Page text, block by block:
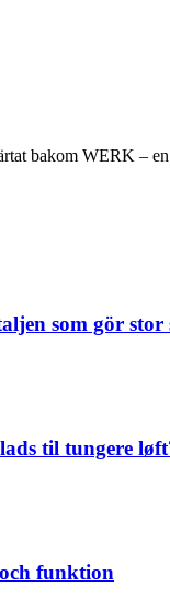
bakom WERK –
som gör
til tungere
funktion